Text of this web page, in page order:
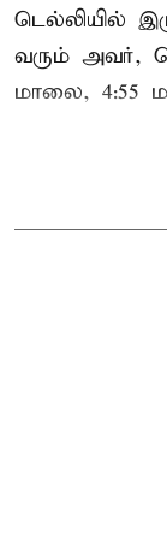
டெல்லியில்
வரும் அவர்,
மாலை, 4:55